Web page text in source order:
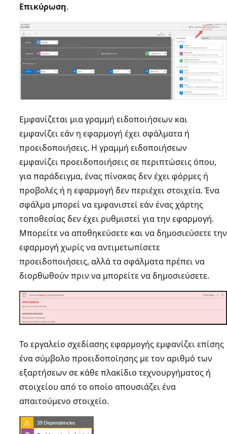
Επικύρωση.
Εμφανίζεται μια γραμμή ειδοποιήσεων και
εμφανίζει εάν η εφαρμογή έχει σφάλματα ή
προειδοποιήσεις. Η γραμμή ειδοποιήσεων
εμφανίζει προειδοποιήσεις σε περιπτώσεις όπου,
για παράδειγμα, ένας πίνακας δεν έχει φόρμες ή
προβολές ή η εφαρμογή δεν περιέχει στοιχεία. Ένα
σφάλμα μπορεί να εμφανιστεί εάν ένας χάρτης
τοποθεσίας δεν έχει ρυθμιστεί για την εφαρμογή.
Μπορείτε να αποθηκεύσετε και να δημοσιεύσετε την
εφαρμογή χωρίς να αντιμετωπίσετε
προειδοποιήσεις, αλλά τα σφάλματα πρέπει να
διορθωθούν πριν να μπορείτε να δημοσιεύσετε.
Το εργαλείο σχεδίασης εφαρμογής εμφανίζει επίσης
ένα σύμβολο προειδοποίησης με τον αριθμό των
εξαρτήσεων σε κάθε πλακίδιο τεχνουργήματος ή
στοιχείου από το οποίο απουσιάζει ένα
απαιτούμενο στοιχείο.